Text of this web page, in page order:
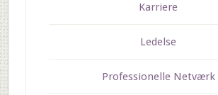
Karriere
Ledelse
Professionelle Netværk